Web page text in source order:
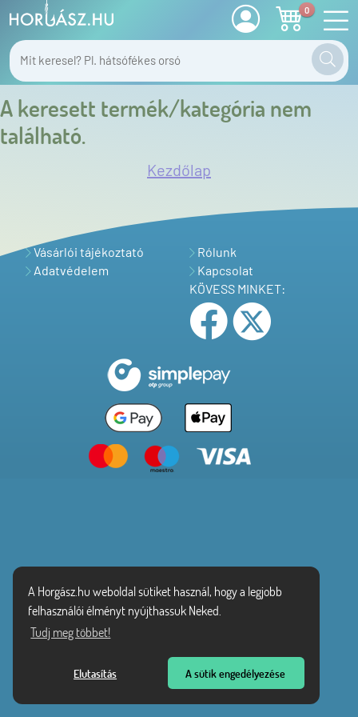
A Horgász.hu weboldal sütiket használ, hogy a legjobb
felhasználói élményt nyújthassuk Neked.
Tudj meg többet!
Elutasítás A sütik engedélyezése
0
A keresett termék/kategória nem
található.
Kezdőlap
Vásárlói tájékoztató
Adatvédelem
Rólunk
Kapcsolat
KÖVESS MINKET: